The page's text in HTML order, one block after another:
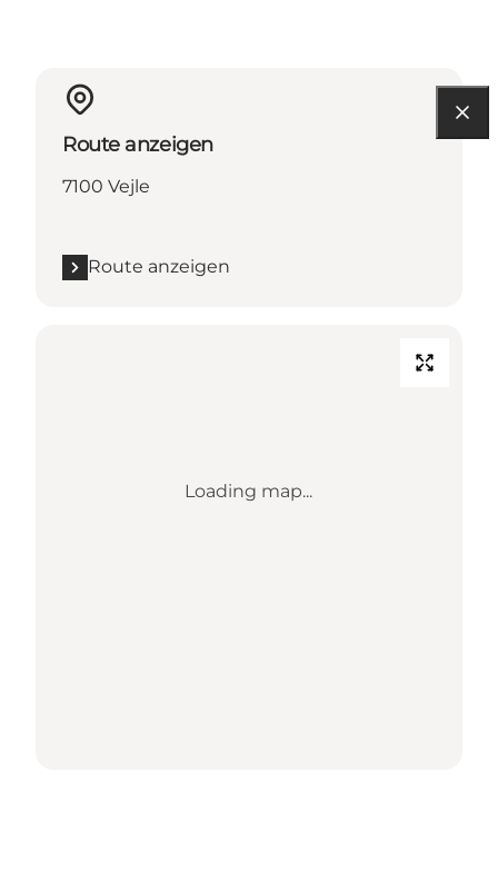
Route anzeigen
7100 Vejle
Route anzeigen
Loading map...